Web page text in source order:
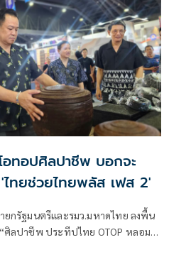
ทอปศิลปาชีพ บอกจะ
ทยช่วยไทยพลัส เฟส 2'
กรัฐมนตรีและรมว.มหาดไทย ลงพื้น
ศิลปาชีพ ประทีปไทย OTOP หลอม